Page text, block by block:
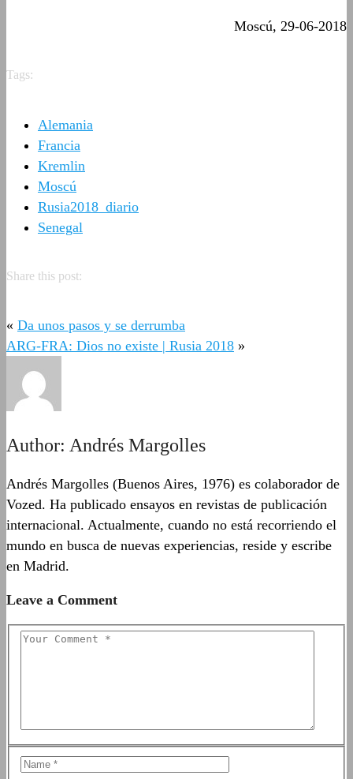
Moscú, 29-06-2018
Tags:
Alemania
Francia
Kremlin
Moscú
Rusia2018_diario
Senegal
Share this post:
« Da unos pasos y se derrumba
ARG-FRA: Dios no existe | Rusia 2018 »
Author: Andrés Margolles
Andrés Margolles (Buenos Aires, 1976) es colaborador de
Vozed. Ha publicado ensayos en revistas de publicación
internacional. Actualmente, cuando no está recorriendo el
mundo en busca de nuevas experiencias, reside y escribe
en Madrid.
Leave a Comment